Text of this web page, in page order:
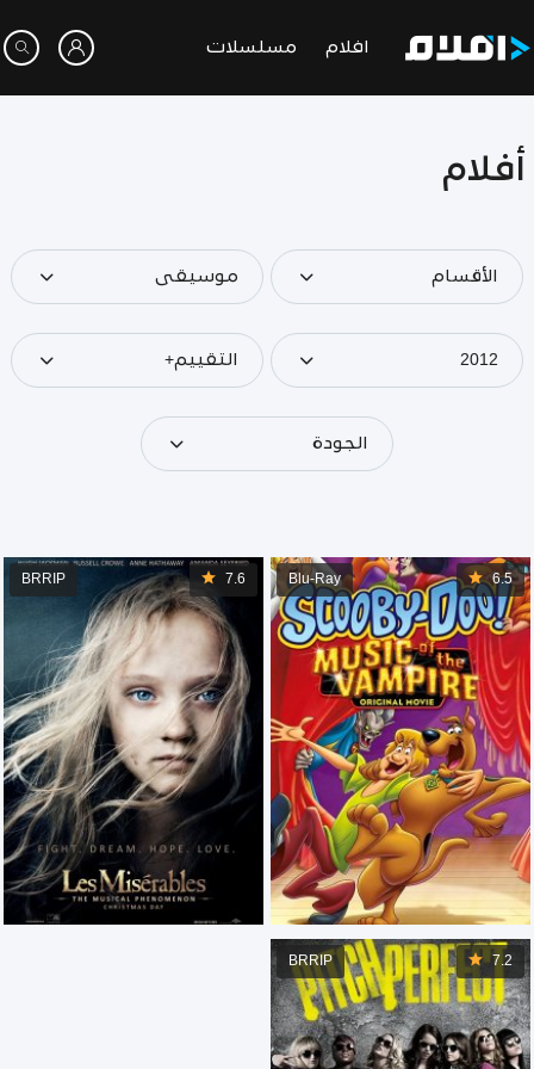
افلام مسلسلات
أفلام
الأقسام موسيقى
2012 التقييم+
الجودة
6.5
Blu-Ray
7.6
BRRIP
7.2
BRRIP